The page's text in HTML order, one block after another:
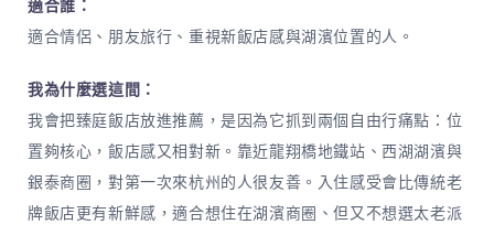
適合誰：
適合情侶、朋友旅行、重視新飯店感與湖濱位置的人。
我為什麼選這間：
我會把臻庭飯店放進推薦，是因為它抓到兩個自由行痛點：位
置夠核心，飯店感又相對新。靠近龍翔橋地鐵站、西湖湖濱與
銀泰商圈，對第一次來杭州的人很友善。入住感受會比傳統老
牌飯店更有新鮮感，適合想住在湖濱商圈、但又不想選太老派